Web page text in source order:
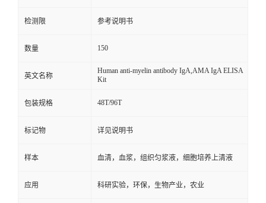
检测限 参考说明书
数量 150
英文名称
Human anti-myelin antibody IgA,AMA IgA ELISA
Kit
包装规格 48T/96T
标记物 详见说明书
样本 血清，血浆，组织匀浆液，细胞培养上清液
应用 科研实验，环保，生物产业，农业